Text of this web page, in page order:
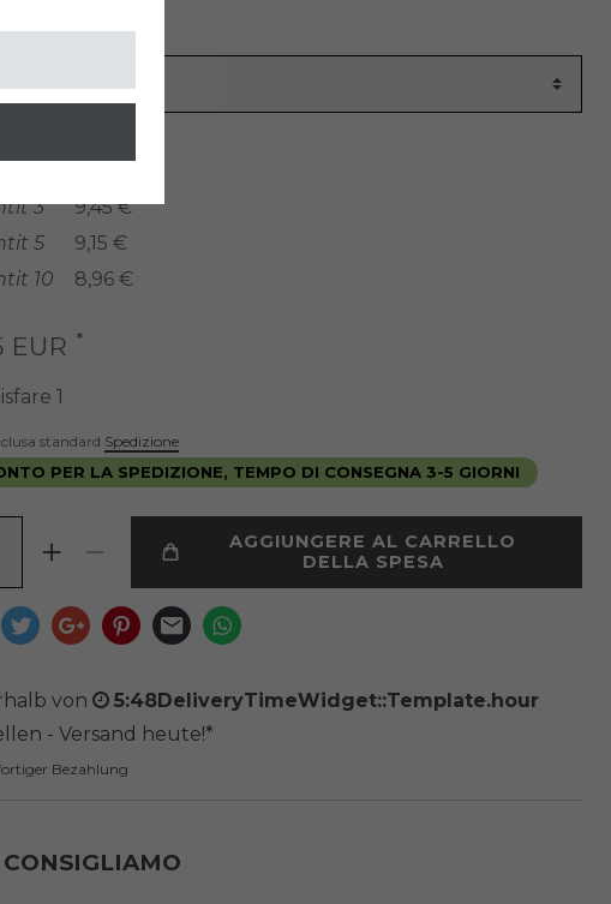
articolo920
3
9,45 €
5
9,15 €
10
8,96 €
EUR *
1
standard Spedizione
PER LA SPEDIZIONE, TEMPO DI CONSEGNA 3-5 GIORNI
AGGIUNGERE AL CARRELLO
DELLA SPESA
von
5:48DeliveryTimeWidget::Template.hour
- Versand heute!*
Bezahlung